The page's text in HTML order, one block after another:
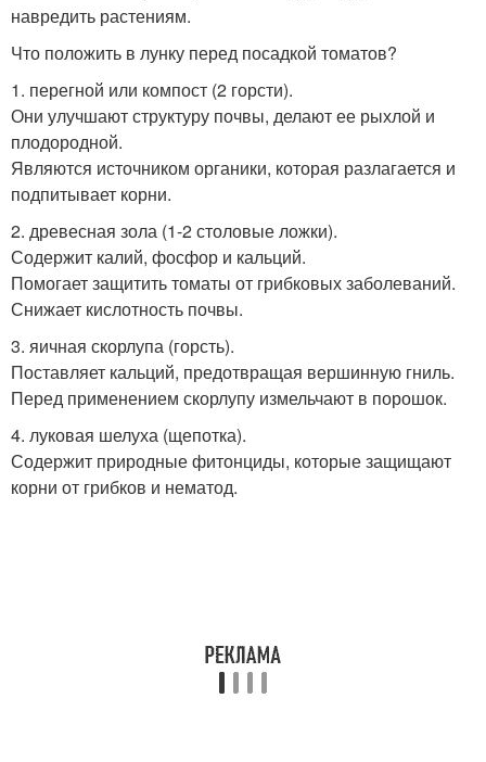
навредить растениям.
Что положить в лунку перед посадкой томатов?
1. перегной или компост (2 горсти).
Они улучшают структуру почвы, делают ее рыхлой и
плодородной.
Являются источником органики, которая разлагается и
подпитывает корни.
2. древесная зола (1-2 столовые ложки).
Содержит калий, фосфор и кальций.
Помогает защитить томаты от грибковых заболеваний.
Снижает кислотность почвы.
3. яичная скорлупа (горсть).
Поставляет кальций, предотвращая вершинную гниль.
Перед применением скорлупу измельчают в порошок.
4. луковая шелуха (щепотка).
Содержит природные фитонциды, которые защищают
корни от грибков и нематод.